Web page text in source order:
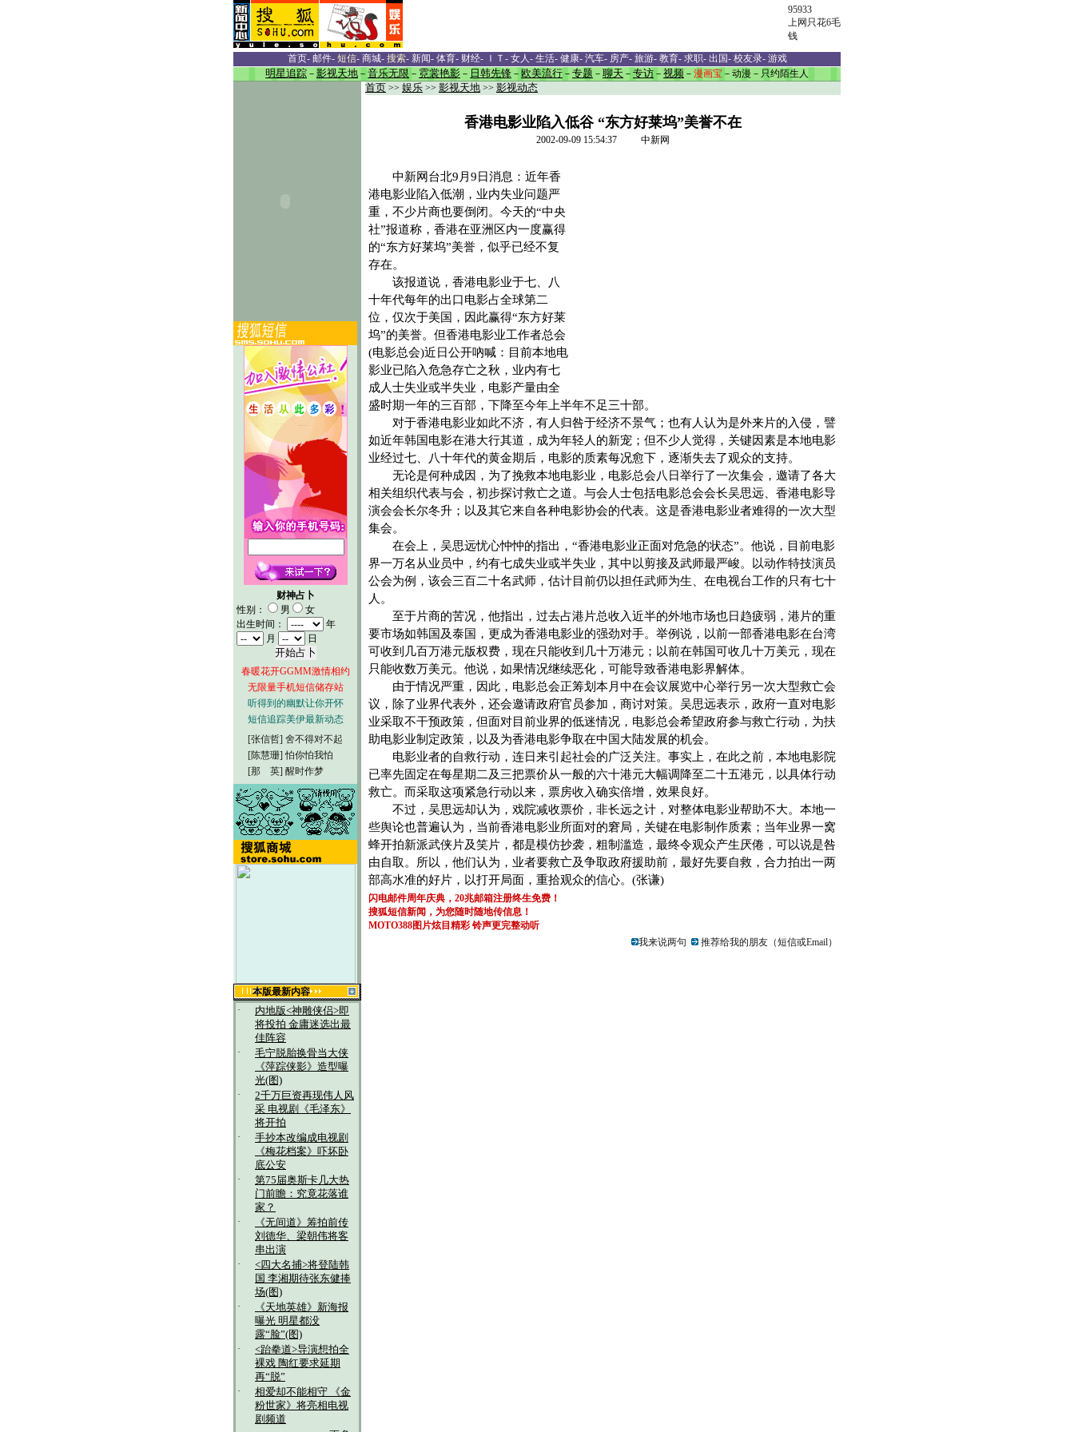
95933
上网只花6毛
钱
首页- 邮件- 短信- 商城- 搜索- 新闻- 体育- 财经- ＩＴ - 女人- 生活- 健康- 汽车- 房产- 旅游- 教育- 求职- 出国- 校友录- 游戏
明星追踪 － 影视天地 － 音乐无限 － 霓裳艳影 － 日韩先锋 － 欧美流行 － 专题 － 聊天 － 专访 － 视频 － 漫画宝 － 动漫 － 只约陌生人
财神占卜
性别：
男
女
出生时间：
年
月
日
春暖花开GGMM激情相约
无限量手机短信储存站
听得到的幽默让你开怀
短信追踪美伊最新动态
[张信哲] 舍不得对不起
[陈慧珊] 怕你怕我怕
[那 英] 醒时作梦
本版最新内容
·
内地版<神雕侠侣>即
将投拍 金庸迷选出最
佳阵容
·
毛宁脱胎换骨当大侠
《萍踪侠影》造型曝
光(图)
·
2千万巨资再现伟人风
采 电视剧《毛泽东》
将开拍
·
手抄本改编成电视剧
《梅花档案》吓坏卧
底公安
·
第75届奥斯卡几大热
门前瞻：究竟花落谁
家？
·
《无间道》筹拍前传
刘德华、梁朝伟将客
串出演
·
<四大名捕>将登陆韩
国 李湘期待张东健捧
场(图)
·
《天地英雄》新海报
曝光 明星都没
露“脸”(图)
·
<跆拳道>导演想拍全
裸戏 陶红要求延期
再“脱”
·
相爱却不能相守 《金
粉世家》将亮相电视
剧频道
首页 >> 娱乐 >> 影视天地 >> 影视动态
香港电影业陷入低谷 “东方好莱坞”美誉不在
2002-09-09 15:54:37 中新网
中新网台北9月9日消息：近年香
港电影业陷入低潮，业内失业问题严
重，不少片商也要倒闭。今天的“中央
社”报道称，香港在亚洲区内一度赢得
的“东方好莱坞”美誉，似乎已经不复
存在。
该报道说，香港电影业于七、八
十年代每年的出口电影占全球第二
位，仅次于美国，因此赢得“东方好莱
坞”的美誉。但香港电影业工作者总会
(电影总会)近日公开吶喊：目前本地电
影业已陷入危急存亡之秋，业内有七
成人士失业或半失业，电影产量由全
盛时期一年的三百部，下降至今年上半年不足三十部。
对于香港电影业如此不济，有人归咎于经济不景气；也有人认为是外来片的入侵，譬
如近年韩国电影在港大行其道，成为年轻人的新宠；但不少人觉得，关键因素是本地电影
业经过七、八十年代的黄金期后，电影的质素每况愈下，逐渐失去了观众的支持。
无论是何种成因，为了挽救本地电影业，电影总会八日举行了一次集会，邀请了各大
相关组织代表与会，初步探讨救亡之道。与会人士包括电影总会会长吴思远、香港电影导
演会会长尔冬升；以及其它来自各种电影协会的代表。这是香港电影业者难得的一次大型
集会。
在会上，吴思远忧心忡忡的指出，“香港电影业正面对危急的状态”。他说，目前电影
界一万名从业员中，约有七成失业或半失业，其中以剪接及武师最严峻。以动作特技演员
公会为例，该会三百二十名武师，估计目前仍以担任武师为生、在电视台工作的只有七十
人。
至于片商的苦况，他指出，过去占港片总收入近半的外地市场也日趋疲弱，港片的重
要市场如韩国及泰国，更成为香港电影业的强劲对手。举例说，以前一部香港电影在台湾
可收到几百万港元版权费，现在只能收到几十万港元；以前在韩国可收几十万美元，现在
只能收数万美元。他说，如果情况继续恶化，可能导致香港电影界解体。
由于情况严重，因此，电影总会正筹划本月中在会议展览中心举行另一次大型救亡会
议，除了业界代表外，还会邀请政府官员参加，商讨对策。吴思远表示，政府一直对电影
业采取不干预政策，但面对目前业界的低迷情况，电影总会希望政府参与救亡行动，为扶
助电影业制定政策，以及为香港电影争取在中国大陆发展的机会。
电影业者的自救行动，连日来引起社会的广泛关注。事实上，在此之前，本地电影院
已率先固定在每星期二及三把票价从一般的六十港元大幅调降至二十五港元，以具体行动
救亡。而采取这项紧急行动以来，票房收入确实倍增，效果良好。
不过，吴思远却认为，戏院减收票价，非长远之计，对整体电影业帮助不大。本地一
些舆论也普遍认为，当前香港电影业所面对的窘局，关键在电影制作质素；当年业界一窝
蜂开拍新派武侠片及笑片，都是模仿抄袭，粗制滥造，最终令观众产生厌倦，可以说是咎
由自取。所以，他们认为，业者要救亡及争取政府援助前，最好先要自救，合力拍出一两
部高水准的好片，以打开局面，重拾观众的信心。(张谦)
闪电邮件周年庆典，20兆邮箱注册终生免费！
搜狐短信新闻，为您随时随地传信息！
MOTO388图片炫目精彩 铃声更完整动听
我来说两句
推荐给我的朋友（短信或Email）